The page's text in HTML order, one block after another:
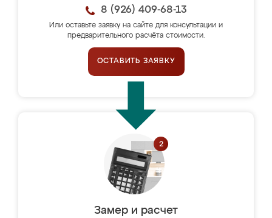
8 (926) 409-68-13
Или оставьте заявку на сайте для консультации и
предварительного расчёта стоимости.
ОСТАВИТЬ ЗАЯВКУ
Замер и расчет